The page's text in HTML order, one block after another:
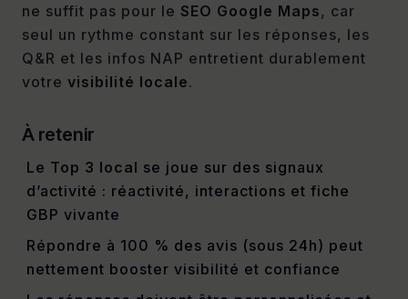
ne suffit pas pour le SEO Google Maps, car
seul un rythme constant sur les réponses, les
Q&R et les infos NAP entretient durablement
votre visibilité locale.
À retenir
Le Top 3 local se joue sur des signaux
d’activité : réactivité, interactions et fiche
GBP vivante
Répondre à 100 % des avis (sous 24h) peut
nettement booster visibilité et confiance